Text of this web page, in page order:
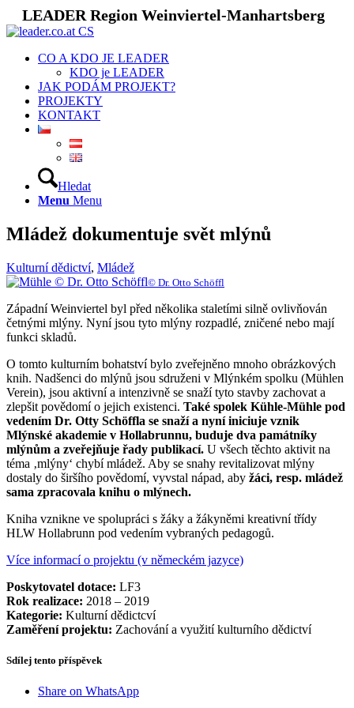
LEADER Region Weinviertel-Manhartsberg
CO A KDO JE LEADER
KDO je LEADER
JAK PODÁM PROJEKT?
PROJEKTY
KONTAKT
Hledat
Menu Menu
Mládež dokumentuje svět mlýnů
Kulturní dědictví, Mládež
© Dr. Otto Schöffl
Západní Weinviertel byl před několika staletími silně ovlivňován
četnými mlýny. Nyní jsou tyto mlýny rozpadlé, zničené nebo mají
funkci skladů.
O tomto kulturním bohatství bylo zveřejněno mnoho obrázkových
knih. Nadšenci do mlýnů jsou sdruženi v Mlýnkém spolku (Mühlen
Verein), jsou aktivní a intenzivně se snaží tyto stavby zachovat a
zlepšit povědomí o jejich existenci. Také spolek Kühle-Mühle pod
vedením Dr. Otty Schöffla se snaží a nyní iniciuje vznik
Mlýnské akademie v Hollabrunnu, buduje dva památníky
mlýnům a zveřejňuje řady publikací. U všech těchto aktivit na
téma ‚mlýny‘ chybí mládež. Aby se snahy revitalizovat mlýny
dostaly do širšího povědomí, vyvstal nápad, aby žáci, resp. mládež
sama zpracovala knihu o mlýnech.
Kniha vznikne ve spolupráci s žáky a žákyněmi kreativní třídy
HLW Hollabrunn pod vedením vybraných pedagogů.
Více informací o projektu (v německém jazyce)
Poskytovatel dotace: LF3
Rok realizace: 2018 – 2019
Kategorie: Kulturní dědictcví
Zaměření projektu: Zachování a využití kulturního dědictví
Sdílej tento příspěvek
Share on WhatsApp